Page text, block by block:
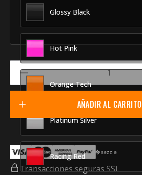
Glossy Black
Hot Pink
Orange Tech
Platinum Silver
Racing Red
AÑADIR AL CARRITO
Transacciones seguras SSL